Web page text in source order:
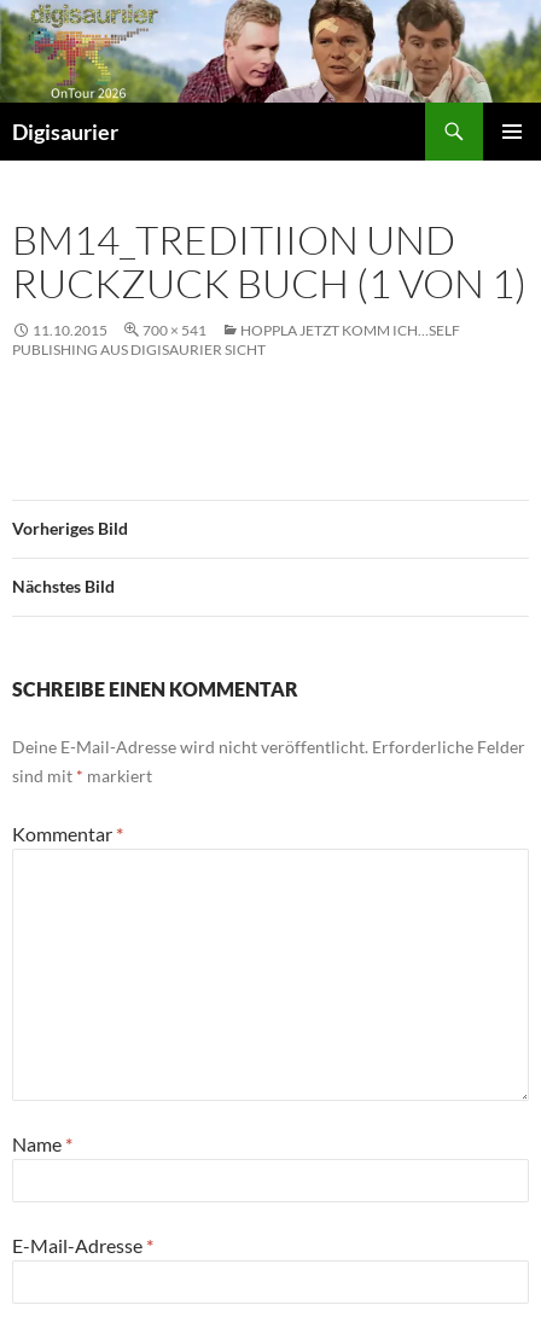
Zum
Inhalt
springen
Digisaurier
BM14_TREDITIION UND
RUCKZUCK BUCH (1 VON 1)
11.10.2015 700 × 541
HOPPLA JETZT KOMM ICH…SELF
PUBLISHING AUS DIGISAURIER SICHT
Vorheriges Bild
Nächstes Bild
SCHREIBE EINEN KOMMENTAR
Deine E-Mail-Adresse wird nicht veröffentlicht. Erforderliche Felder
sind mit * markiert
Kommentar *
Name *
E-Mail-Adresse *